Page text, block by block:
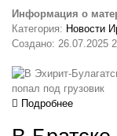
Информация о
Категория: Новости
Создано: 26.07.2025
Подробнее